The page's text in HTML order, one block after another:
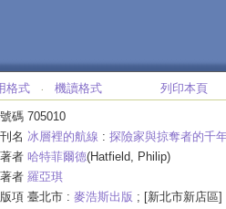
格式 ‧ 機讀格式 列印本頁
碼 705010
名 冰層裡的航線 : 探險家與掠奪者的千
者 哈特菲爾德(Hatfield, Philip)
者 羅亞琪
項 臺北市 : 麥浩斯出版 ; [新北市新店區]